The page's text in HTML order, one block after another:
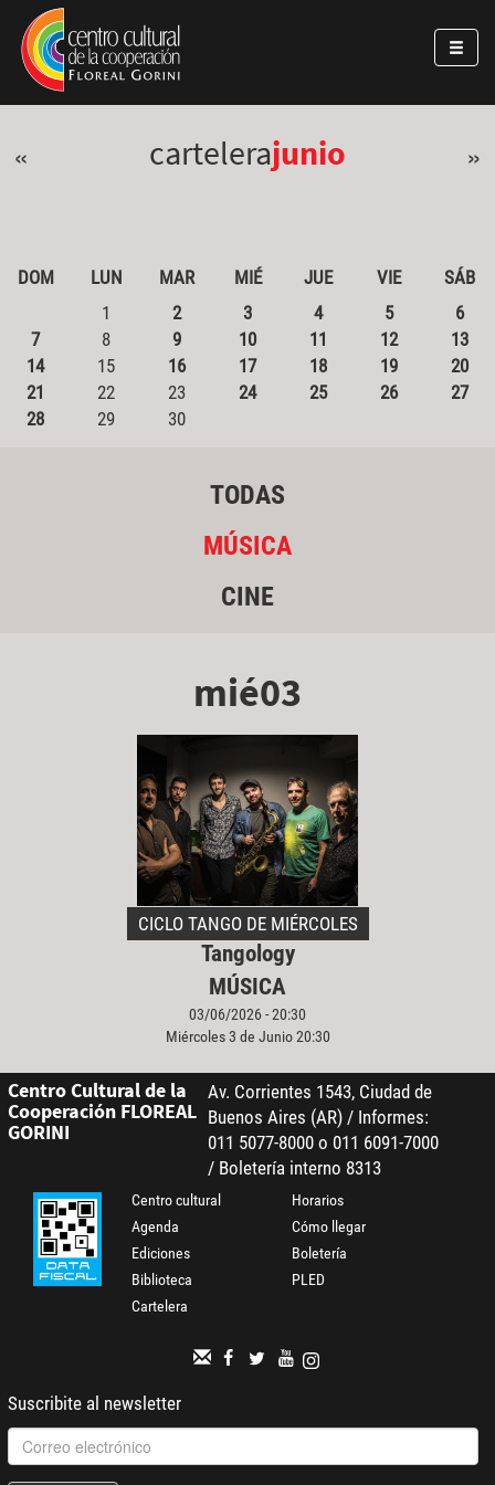
Pasar al contenido principal
Jump to main content
« cartelerajunio »
DOM LUN MAR MIÉ JUE VIE
SÁB
1
2 3 4 5
6
7
8 9 10 11 12
13
14
15 16 17 18 19
20
21
22 23 24 25 26
27
28
29 30
TODAS
MÚSICA
CINE
mié03
CICLO TANGO DE MIÉRCOLES
Tangology
MÚSICA
03/06/2026 - 20:30
Miércoles 3 de Junio 20:30
Centro Cultural de la
Cooperación FLOREAL
GORINI
Av. Corrientes 1543, Ciudad de
Buenos Aires (AR) / Informes:
011 5077-8000 o 011 6091-7000
/ Boletería interno 8313
Centro cultural
Agenda
Ediciones
Biblioteca
Cartelera
Horarios
Cómo llegar
Boletería
PLED
Suscribite al newsletter